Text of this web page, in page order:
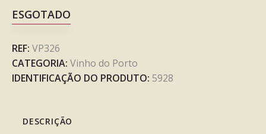
ESGOTADO
REF: VP326
CATEGORIA: Vinho do Porto
IDENTIFICAÇÃO DO PRODUTO: 5928
DESCRIÇÃO